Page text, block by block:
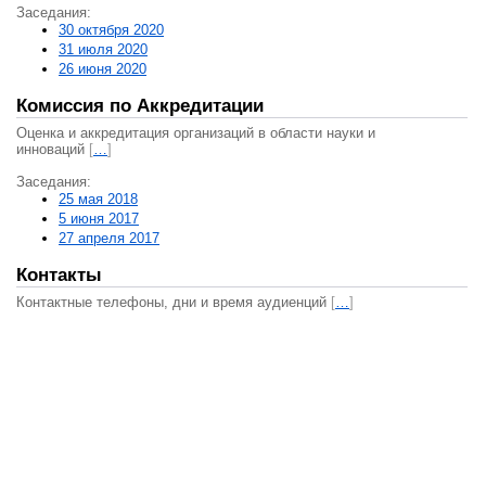
Заседания:
30 октября 2020
31 июля 2020
26 июня 2020
Комиссия по Аккредитации
Оценка и аккредитация организаций в области науки и
инноваций […]
Заседания:
25 мая 2018
5 июня 2017
27 апреля 2017
Контакты
Контактные телефоны, дни и время аудиенций […]